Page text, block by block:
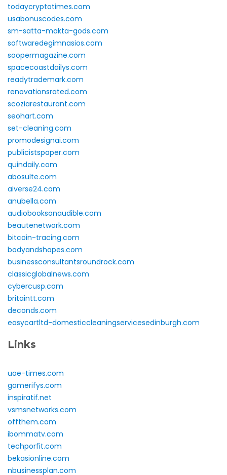
todaycryptotimes.com
usabonuscodes.com
sm-satta-makta-gods.com
softwaredegimnasios.com
soopermagazine.com
spacecoastdailys.com
readytrademark.com
renovationsrated.com
scoziarestaurant.com
seohart.com
set-cleaning.com
promodesignai.com
publicistspaper.com
quindaily.com
abosulte.com
aiverse24.com
anubella.com
audiobooksonaudible.com
beautenetwork.com
bitcoin-tracing.com
bodyandshapes.com
businessconsultantsroundrock.com
classicglobalnews.com
cybercusp.com
britaintt.com
deconds.com
easycartltd-domesticcleaningservicesedinburgh.com
Links
uae-times.com
gamerifys.com
inspiratif.net
vsmsnetworks.com
offthem.com
ibommatv.com
techporfit.com
bekasionline.com
nbusinessplan.com